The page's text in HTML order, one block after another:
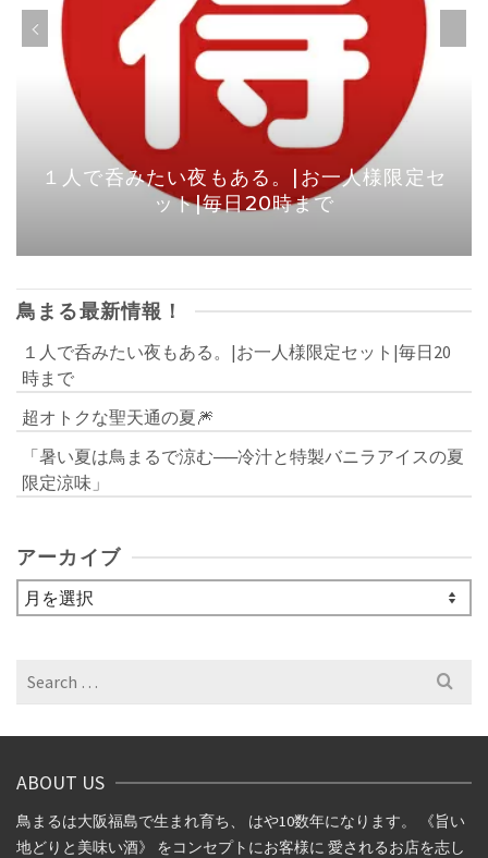
１人で呑みたい夜もある。|お一人様限定セ
ット|毎日20時まで
鳥まる最新情報！
１人で呑みたい夜もある。|お一人様限定セット|毎日20
時まで
超オトクな聖天通の夏🎆
「暑い夏は鳥まるで涼む──冷汁と特製バニラアイスの夏
限定涼味」
アーカイブ
ア
ー
Search
ABOUT US
鳥まるは大阪福島で生まれ育ち、 はや10数年になります。 《旨い
地どりと美味い酒》 をコンセプトにお客様に 愛されるお店を志し